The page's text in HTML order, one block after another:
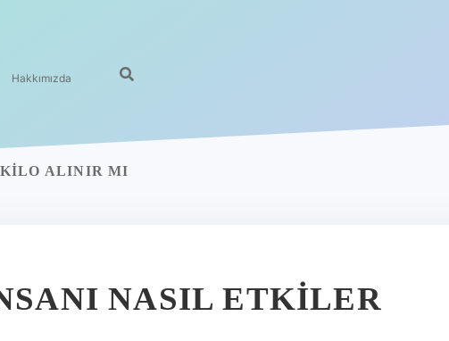
Hakkımızda
KILO ALINIR MI
NASIL ETKILER